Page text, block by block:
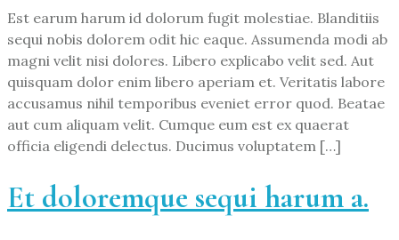
Est earum harum id dolorum fugit molestiae. Blanditiis
sequi nobis dolorem odit hic eaque. Assumenda modi ab
magni velit nisi dolores. Libero explicabo velit sed. Aut
quisquam dolor enim libero aperiam et. Veritatis labore
accusamus nihil temporibus eveniet error quod. Beatae
aut cum aliquam velit. Cumque eum est ex quaerat
officia eligendi delectus. Ducimus voluptatem […]
Et doloremque sequi harum a.